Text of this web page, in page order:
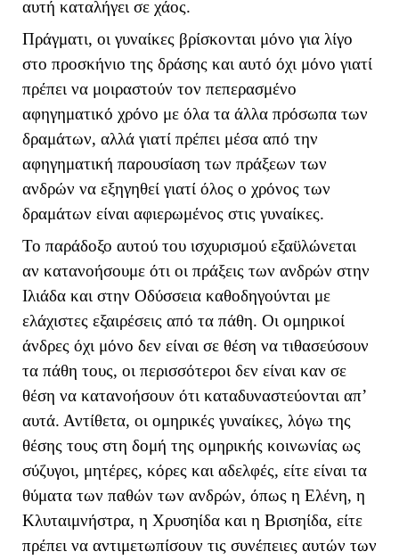
αυτή καταλήγει σε χάος.
Πράγματι, οι γυναίκες βρίσκονται μόνο για λίγο
στο προσκήνιο της δράσης και αυτό όχι μόνο γιατί
πρέπει να μοιραστούν τον πεπερασμένο
αφηγηματικό χρόνο με όλα τα άλλα πρόσωπα των
δραμάτων, αλλά γιατί πρέπει μέσα από την
αφηγηματική παρουσίαση των πράξεων των
ανδρών να εξηγηθεί γιατί όλος ο χρόνος των
δραμάτων είναι αφιερωμένος στις γυναίκες.
Το παράδοξο αυτού του ισχυρισμού εξαϋλώνεται
αν κατανοήσουμε ότι οι πράξεις των ανδρών στην
Ιλιάδα και στην Οδύσσεια καθοδηγούνται με
ελάχιστες εξαιρέσεις από τα πάθη. Οι ομηρικοί
άνδρες όχι μόνο δεν είναι σε θέση να τιθασεύσουν
τα πάθη τους, οι περισσότεροι δεν είναι καν σε
θέση να κατανοήσουν ότι καταδυναστεύονται απ’
αυτά. Αντίθετα, οι ομηρικές γυναίκες, λόγω της
θέσης τους στη δομή της ομηρικής κοινωνίας ως
σύζυγοι, μητέρες, κόρες και αδελφές, είτε είναι τα
θύματα των παθών των ανδρών, όπως η Ελένη, η
Κλυταιμνήστρα, η Χρυσηίδα και η Βρισηίδα, είτε
πρέπει να αντιμετωπίσουν τις συνέπειες αυτών των